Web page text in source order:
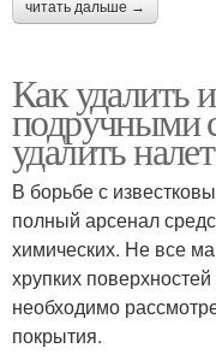
читать дальше →
Как удалить
подручными
удалить налет
В борьбе с
полный арсенал
химических. Не все
хрупких
необходимо
покрытия.